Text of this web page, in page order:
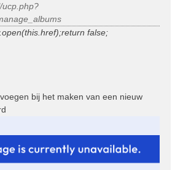
ucp.php?
false;
bij het maken van een nieuw